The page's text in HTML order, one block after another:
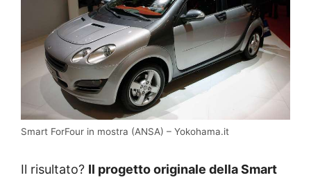
Smart ForFour in mostra (ANSA) – Yokohama.it
Il risultato? Il progetto originale della Smart